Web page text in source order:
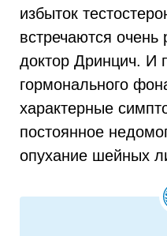
избыток
встречаются очень
доктор Дринцич.
гормонального
характерные
постоянное
опухание шейных